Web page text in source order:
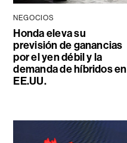
NEGOCIOS
Honda eleva su
previsión de ganancias
por el yen débil y la
demanda de híbridos en
EE.UU.